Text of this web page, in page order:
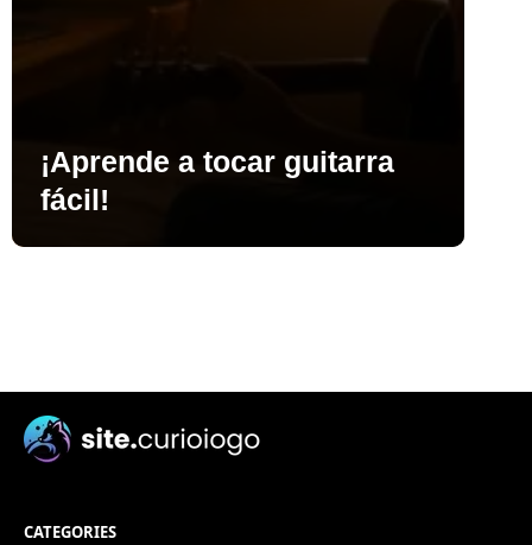
¡Aprende a tocar guitarra
fácil!
CATEGORIES